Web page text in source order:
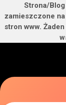
Strona/Blog
zamieszczone
stron www.